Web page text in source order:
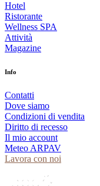
Hotel
Ristorante
Wellness SPA
Attività
Magazine
Info
Contatti
Dove siamo
Condizioni di vendita
Diritto di recesso
Il mio account
Meteo ARPAV
Lavora con noi